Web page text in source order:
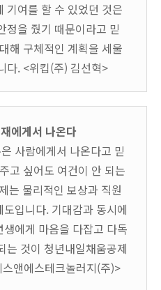
기여를 할 수 있었던 것은
정을 줬기 때문이라고 믿
해 구체적인 계획을 세울
다. <위킵(주) 김선혁>
에게서 나온다
사람에게서 나온다고 믿
고 싶어도 여건이 안 되는
는 물리적인 보상과 직원
입니다. 기대감과 동시에
에게 마음을 다잡고 다독
는 것이 청년내일채움공제
앤에스테크놀러지(주)>